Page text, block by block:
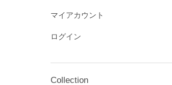
マイアカウント
ログイン
Collection